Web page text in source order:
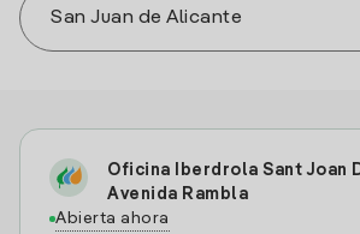
Oficina Iberdrola Sant Joan
Avenida Rambla
Abierta ahora